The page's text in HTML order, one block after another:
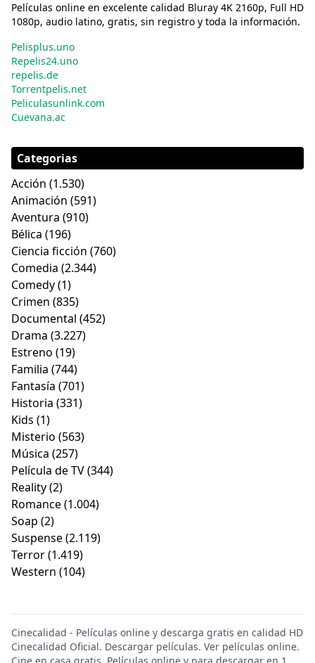
Películas online en excelente calidad Bluray 4K 2160p, Full HD
1080p, audio latino, gratis, sin registro y toda la información.
Pelisplus.uno
Repelis24.uno
repelis.de
Torrentpelis.net
Peliculasunlink.com
Cuevana.ac
Categorias
Acción (1.530)
Animación (591)
Aventura (910)
Bélica (196)
Ciencia ficción (760)
Comedia (2.344)
Comedy(1)
Crimen (835)
Documental (452)
Drama (3.227)
Estreno (19)
Familia (744)
Fantasía (701)
Historia (331)
Kids (1)
Misterio (563)
Música (257)
Película de TV(344)
Reality(2)
Romance(1.004)
Soap (2)
Suspense(2.119)
Terror(1.419)
Western (104)
Cinecalidad - Películas online y descarga gratis en calidad HD
Cinecalidad Oficial. Descargar películas. Ver películas online.